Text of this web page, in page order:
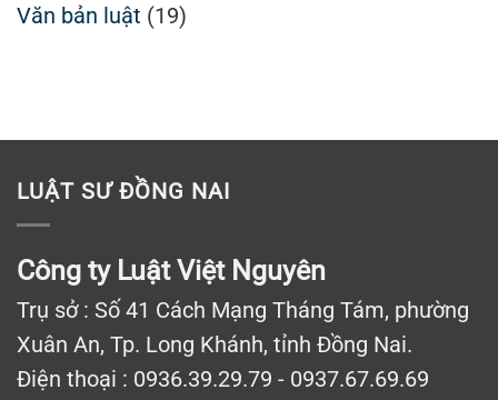
Văn bản luật (19)
LUẬT SƯ ĐỒNG NAI
Công ty Luật Việt Nguyên
Trụ sở : Số 41 Cách Mạng Tháng Tám, phường
Xuân An, Tp. Long Khánh, tỉnh Đồng Nai.
Điện thoại : 0936.39.29.79 - 0937.67.69.69